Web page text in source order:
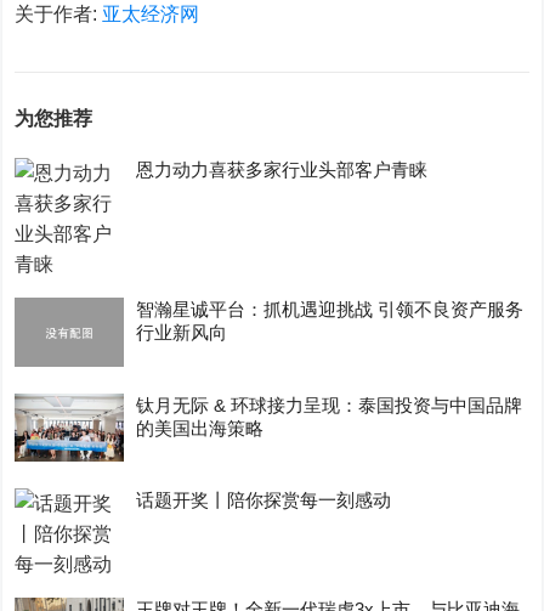
关于作者: 亚太经济网
为您推荐
恩力动力喜获多家行业头部客户青睐
智瀚星诚平台：抓机遇迎挑战 引领不良资产服务
行业新风向
钛月无际 & 环球接力呈现：泰国投资与中国品牌
的美国出海策略
话题开奖丨陪你探赏每一刻感动